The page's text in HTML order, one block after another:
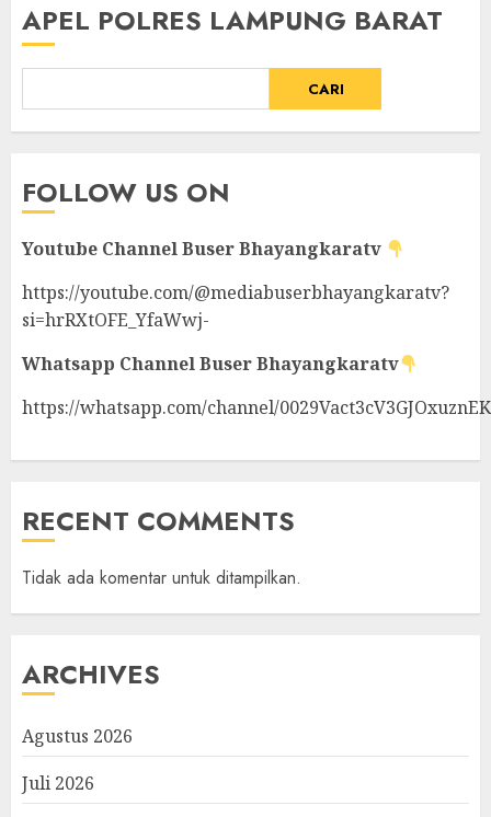
APEL POLRES LAMPUNG BARAT
CARI
FOLLOW US ON
Youtube ChannelBuser Bhayangkaratv
https://youtube.com/@mediabuserbhayangkaratv?
si=hrRXtOFE_YfaWwj-
Whatsapp ChannelBuser Bhayangkaratv
https://whatsapp.com/channel/
RECENT COMMENTS
Tidak ada komentar untuk ditampilkan.
ARCHIVES
Agustus 2026
Juli 2026